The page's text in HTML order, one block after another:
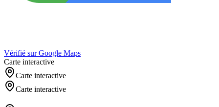
Vérifié sur Google Maps
Carte interactive
Carte interactive
Carte interactive